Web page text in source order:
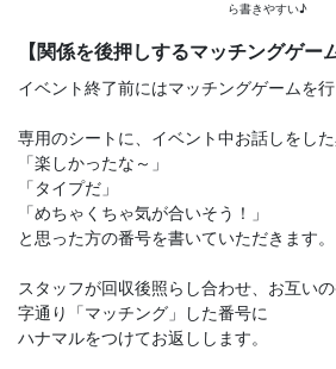
ら書きやすい♪
【関係を後押しするマッチングゲーム
イベント終了前にはマッチングゲームを行
専用のシートに、イベント中お話しをし
「楽しかったな～」
「タイプだ」
「めちゃくちゃ気が合いそう！」
と思った方の番号を書いていただきます。
スタッフが回収後照らし合わせ、お互い
字通り「マッチング」した番号に
ハナマルをつけてお返しします。